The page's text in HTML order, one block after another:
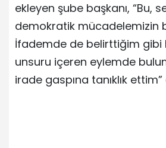
ekleyen şube başkanı, “Bu,
demokratik mücadelemizin
İfademde de belirttiğim gibi
unsuru içeren eylemde
irade gaspına tanıklık